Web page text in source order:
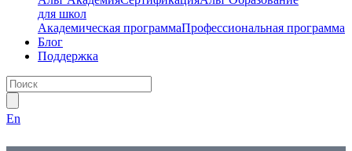
для школ
Академическая программаПрофессиональная программа
Блог
Поддержка
En